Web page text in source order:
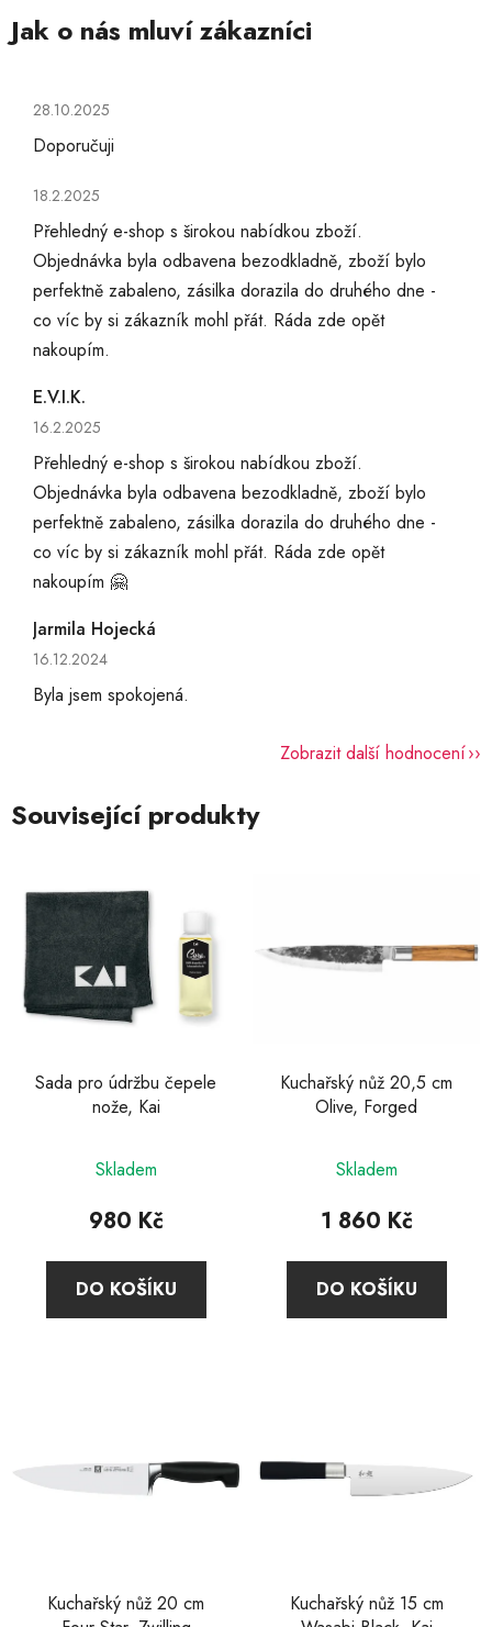
Hodnocení obchodu je 5 z 5 hvězdiček.
28.10.2025
Doporučuji
Hodnocení obchodu je 5 z 5 hvězdiček.
18.2.2025
Přehledný e-shop s širokou nabídkou zboží.
Objednávka byla odbavena bezodkladně, zboží bylo
perfektně zabaleno, zásilka dorazila do druhého dne -
co víc by si zákazník mohl přát. Ráda zde opět
nakoupím.
E.V.I.K.
Hodnocení obchodu je 5 z 5 hvězdiček.
16.2.2025
Přehledný e-shop s širokou nabídkou zboží.
Objednávka byla odbavena bezodkladně, zboží bylo
perfektně zabaleno, zásilka dorazila do druhého dne -
co víc by si zákazník mohl přát. Ráda zde opět
nakoupím 🤗
Jarmila Hojecká
Hodnocení obchodu je 5 z 5 hvězdiček.
16.12.2024
Byla jsem spokojená.
Zobrazit další hodnocení
Související produkty
Sada pro údržbu čepele
nože, Kai
Skladem
980 Kč
DO KOŠÍKU
Kuchařský nůž 20,5 cm
Olive, Forged
Skladem
1 860 Kč
DO KOŠÍKU
Kuchařský nůž 20 cm
Kuchařský nůž 15 cm